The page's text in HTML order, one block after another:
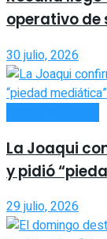
operativo
30 julio, 2026
La Joaqui
y pidió
29 julio, 2026